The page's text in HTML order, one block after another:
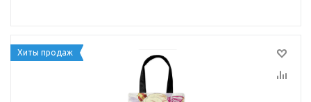
Хиты продаж